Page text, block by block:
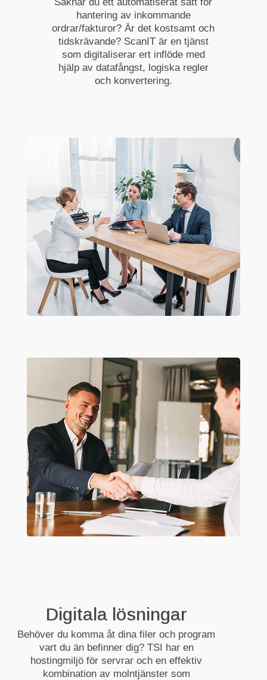
hantering av inkommande
ordrar/fakturor? Är det kostsamt och
tidskrävande? ScanIT är en tjänst
som digitaliserar ert inflöde med
hjälp av datafångst, logiska regler
och konvertering.
Digitala lösningar
Behöver du komma åt dina filer och program
vart du än befinner dig? TSI har en
hostingmiljö för servrar och en effektiv
kombination av molntjänster som